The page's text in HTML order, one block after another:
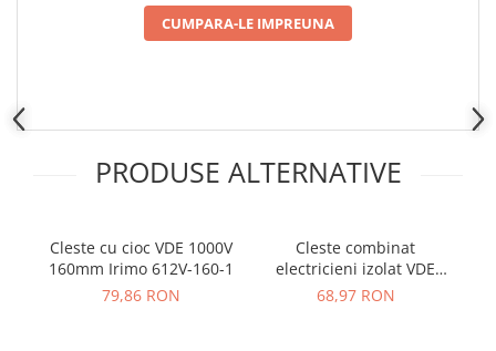
Placi de Expansiune
Module Electronice
Componente Electronice
Acumulatori
Baterii
Distributie Comutatie si Protectie
CUMPARA-LE IMPREUNA
PRODUSE ALTERNATIVE
Cleste cu cioc VDE 1000V
160mm Irimo 612V-160-1
79,86 RON
Cleste combinat
electricieni izolat VDE
1000V 160mm Irimo 601V-
68,97 RON